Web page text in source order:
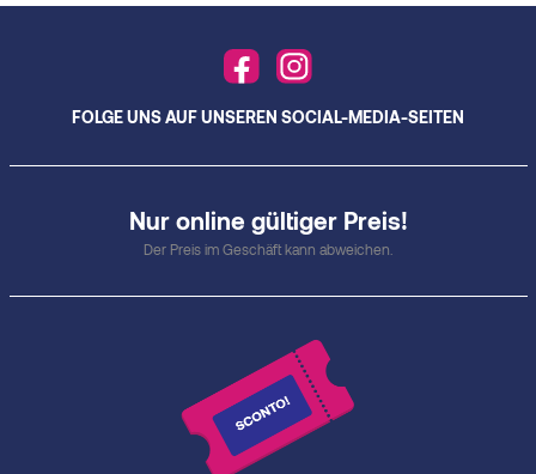
Nur online gültiger Preis!
Der Preis im Geschäft kann abweichen.
FOLGE UNS AUF UNSEREN SOCIAL-MEDIA-SEITEN